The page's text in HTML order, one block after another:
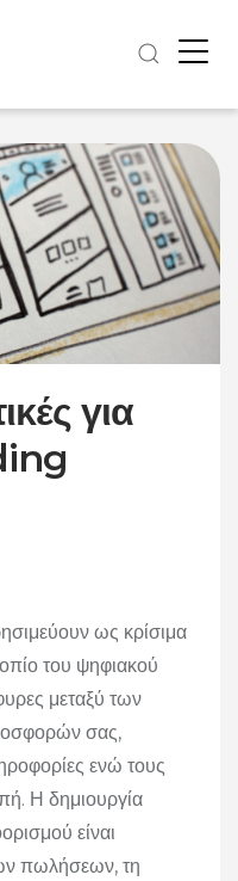
για
ως κρίσιμα
του ψηφιακού
μεταξύ των
σας,
ενώ τους
Η δημιουργία
είναι
πωλήσεων, τη